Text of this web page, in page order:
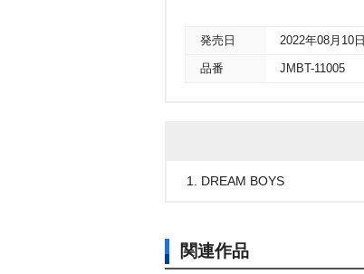
発売日 2022年08月10日
品番 JMBT-11005
1. DREAM BOYS
関連作品